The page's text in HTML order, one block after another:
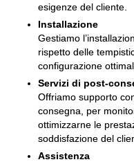
esigenze del cliente.
Installazione
Gestiamo
rispetto delle
configurazione
Servizi di post-
Offriamo supporto
consegna, per
ottimizzarne le
soddisfazione del
Assistenza